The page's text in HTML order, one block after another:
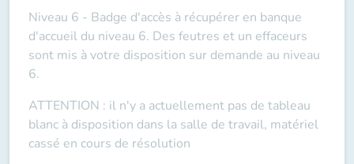
Niveau 6 - Badge d'accès à récupérer en banque
d'accueil du niveau 6. Des feutres et un effaceurs
sont mis à votre disposition sur demande au niveau
6.
ATTENTION : il n'y a actuellement pas de tableau
blanc à disposition dans la salle de travail, matériel
cassé en cours de résolution